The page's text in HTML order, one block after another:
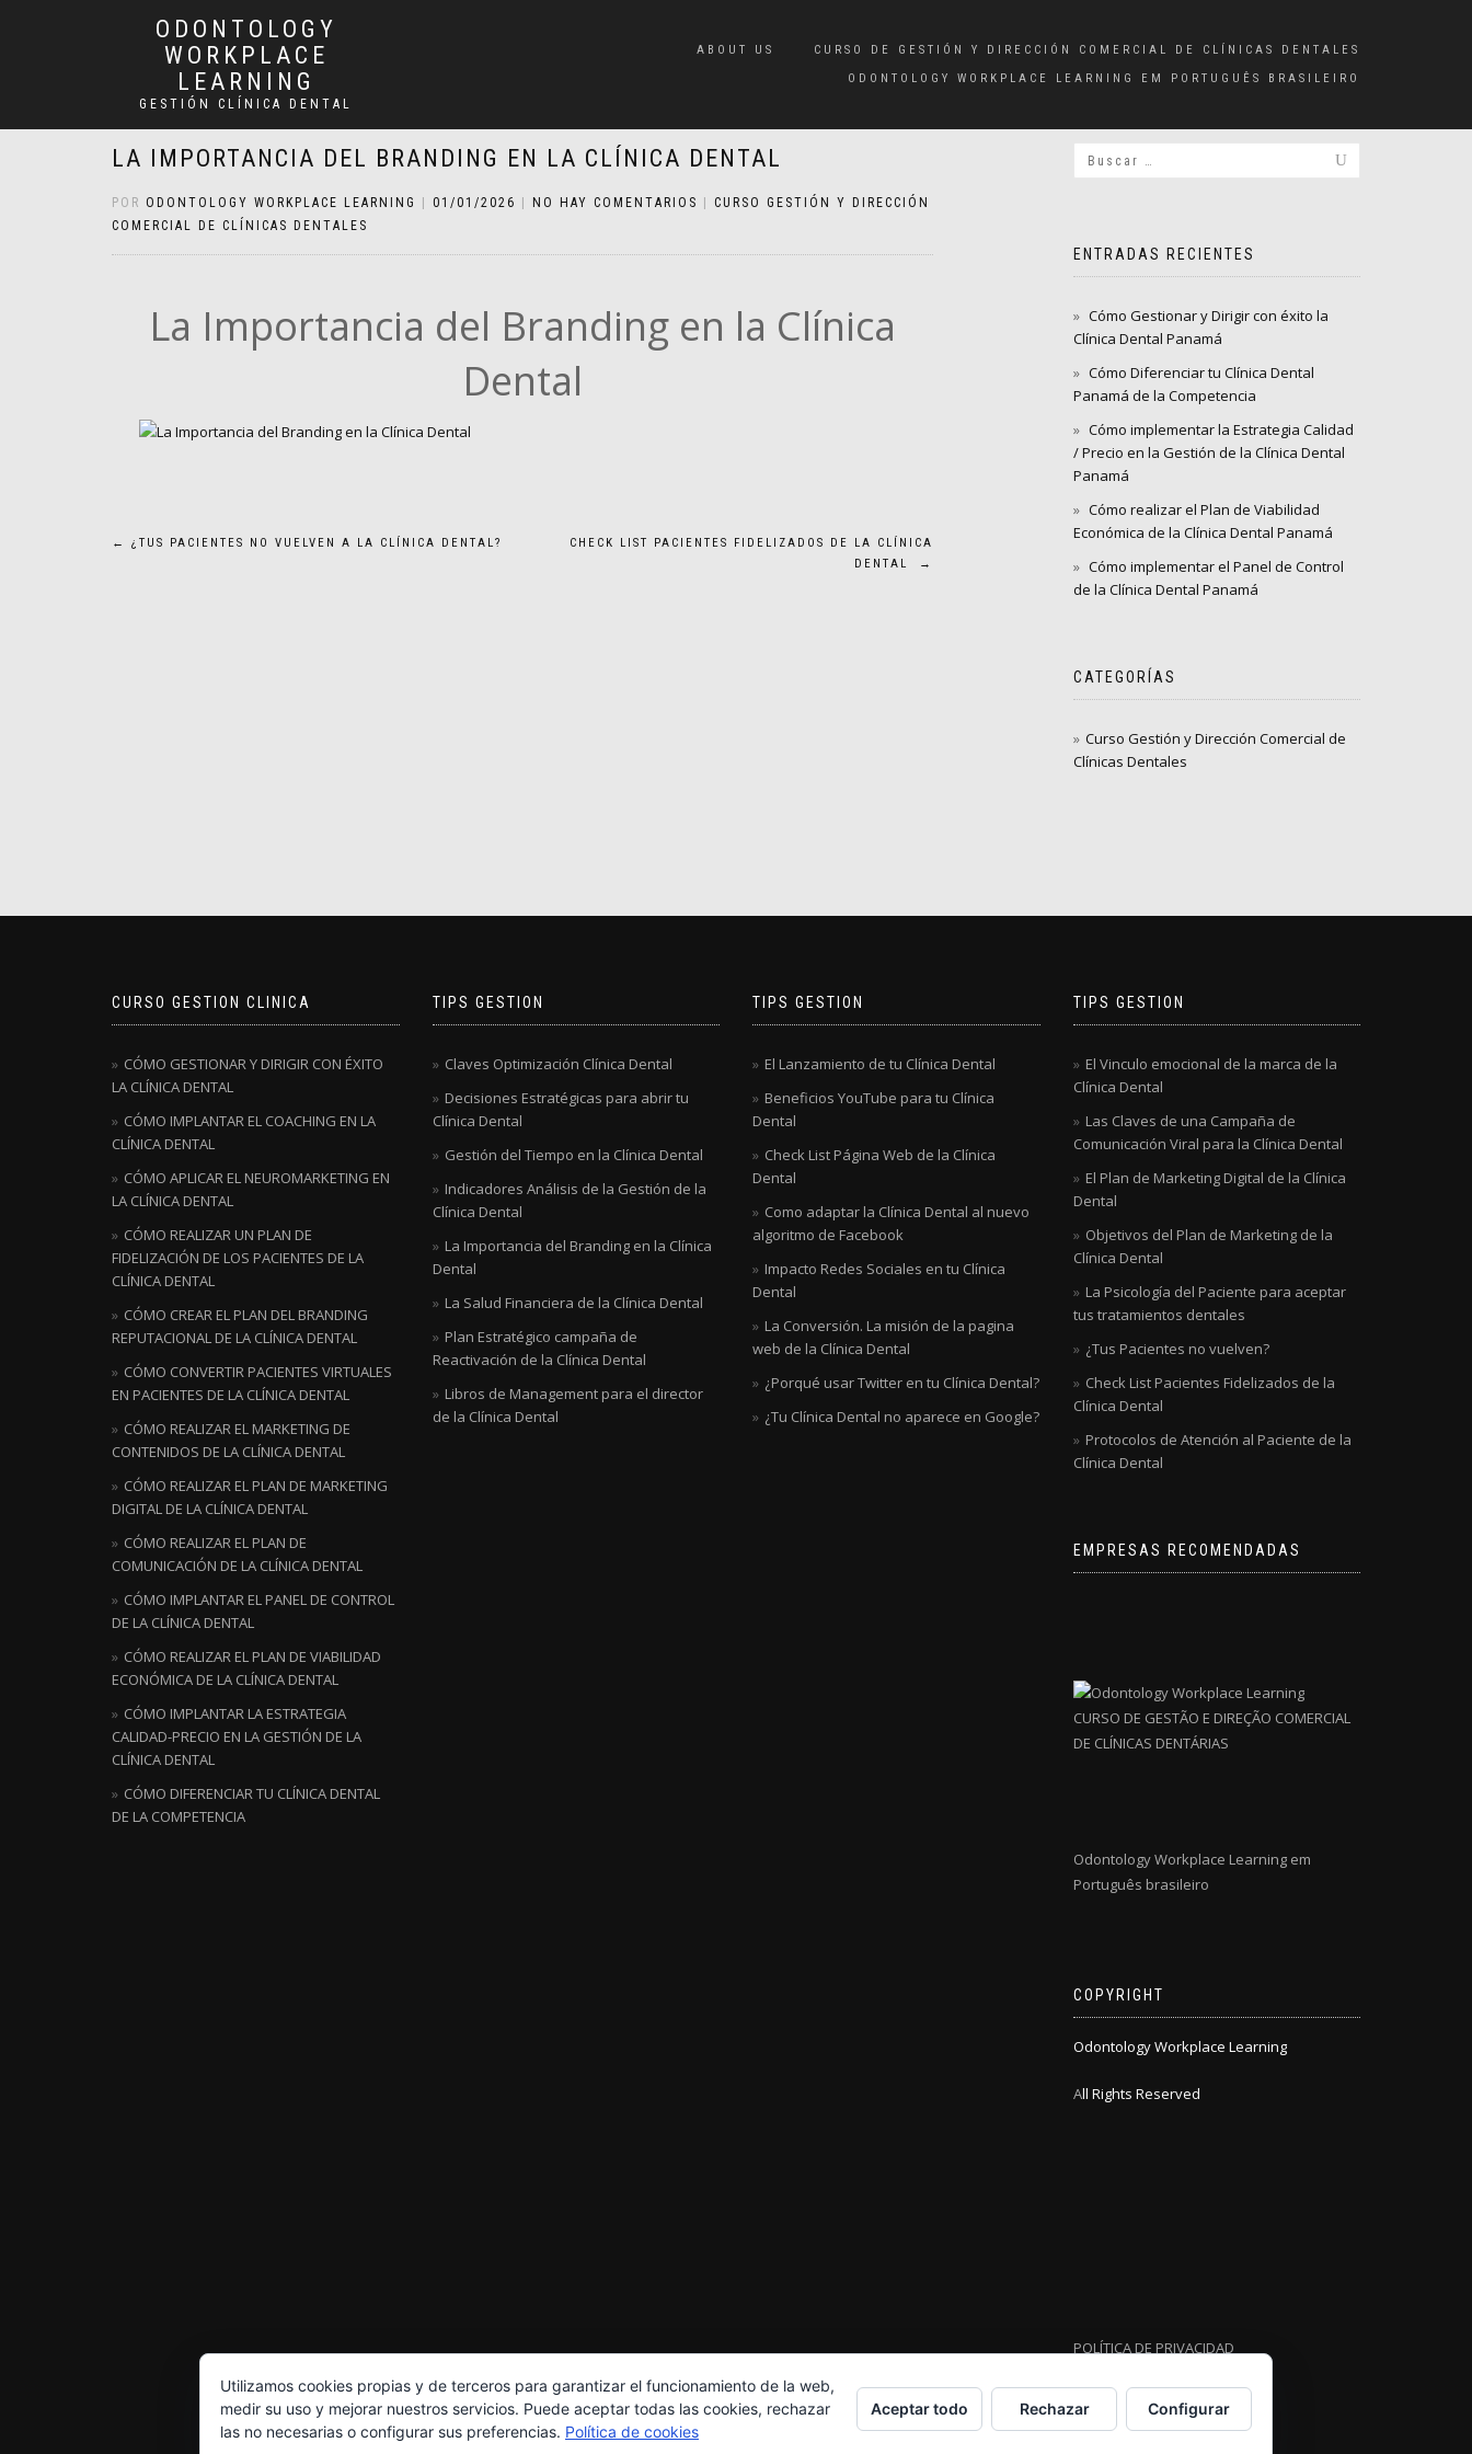
ODONTOLOGY
WORKPLACE
LEARNING
GESTIÓN CLÍNICA DENTAL
ABOUT US
CURSO DE GESTIÓN Y DIRECCIÓN COMERCIAL DE CLÍNICAS DENTALES
ODONTOLOGY WORKPLACE LEARNING EM PORTUGUÊS BRASILEIRO
LA IMPORTANCIA DEL BRANDING EN LA CLÍNICA DENTAL
POR ODONTOLOGY WORKPLACE LEARNING 01/01/2026 NO HAY COMENTARIOS
CURSO GESTIÓN Y DIRECCIÓN
COMERCIAL DE CLÍNICAS DENTALES
La Importancia del Branding en la Clínica
Dental
Navegación
← ¿TUS PACIENTES NO VUELVEN A LA CLÍNICA DENTAL?
CHECK LIST PACIENTES FIDELIZADOS DE LA CLÍNICA
DENTAL
→
ENTRADAS RECIENTES
Cómo Gestionar y Dirigir con éxito la
Clínica Dental Panamá
Cómo Diferenciar tu Clínica Dental
Panamá de la Competencia
Cómo implementar la Estrategia Calidad
/ Precio en la Gestión de la Clínica Dental
Panamá
Cómo realizar el Plan de Viabilidad
Económica de la Clínica Dental Panamá
Cómo implementar el Panel de Control
de la Clínica Dental Panamá
CATEGORÍAS
Curso Gestión y Dirección Comercial de
Clínicas Dentales
CURSO GESTION CLINICA
CÓMO GESTIONAR Y DIRIGIR CON ÉXITO
LA CLÍNICA DENTAL
CÓMO IMPLANTAR EL COACHING EN LA
CLÍNICA DENTAL
CÓMO APLICAR EL NEUROMARKETING EN
LA CLÍNICA DENTAL
CÓMO REALIZAR UN PLAN DE
FIDELIZACIÓN DE LOS PACIENTES DE LA
CLÍNICA DENTAL
CÓMO CREAR EL PLAN DEL BRANDING
REPUTACIONAL DE LA CLÍNICA DENTAL
CÓMO CONVERTIR PACIENTES VIRTUALES
EN PACIENTES DE LA CLÍNICA DENTAL
CÓMO REALIZAR EL MARKETING DE
CONTENIDOS DE LA CLÍNICA DENTAL
CÓMO REALIZAR EL PLAN DE MARKETING
DIGITAL DE LA CLÍNICA DENTAL
CÓMO REALIZAR EL PLAN DE
COMUNICACIÓN DE LA CLÍNICA DENTAL
CÓMO IMPLANTAR EL PANEL DE CONTROL
DE LA CLÍNICA DENTAL
CÓMO REALIZAR EL PLAN DE VIABILIDAD
ECONÓMICA DE LA CLÍNICA DENTAL
CÓMO IMPLANTAR LA ESTRATEGIA
CALIDAD-PRECIO EN LA GESTIÓN DE LA
CLÍNICA DENTAL
CÓMO DIFERENCIAR TU CLÍNICA DENTAL
DE LA COMPETENCIA
TIPS GESTION
Claves Optimización Clínica Dental
Decisiones Estratégicas para abrir tu
Clínica Dental
Gestión del Tiempo en la Clínica Dental
Indicadores Análisis de la Gestión de la
Clínica Dental
La Importancia del Branding en la Clínica
Dental
La Salud Financiera de la Clínica Dental
Plan Estratégico campaña de
Reactivación de la Clínica Dental
Libros de Management para el director
de la Clínica Dental
TIPS GESTION
El Lanzamiento de tu Clínica Dental
Beneficios YouTube para tu Clínica
Dental
Check List Página Web de la Clínica
Dental
Como adaptar la Clínica Dental al nuevo
algoritmo de Facebook
Impacto Redes Sociales en tu Clínica
Dental
La Conversión. La misión de la pagina
web de la Clínica Dental
¿Porqué usar Twitter en tu Clínica Dental?
¿Tu Clínica Dental no aparece en Google?
TIPS GESTION
El Vinculo emocional de la marca de la
Clínica Dental
Las Claves de una Campaña de
Comunicación Viral para la Clínica Dental
El Plan de Marketing Digital de la Clínica
Dental
Objetivos del Plan de Marketing de la
Clínica Dental
La Psicología del Paciente para aceptar
tus tratamientos dentales
¿Tus Pacientes no vuelven?
Check List Pacientes Fidelizados de la
Clínica Dental
Protocolos de Atención al Paciente de la
Clínica Dental
EMPRESAS RECOMENDADAS
CURSO DE GESTÃO E DIREÇÃO COMERCIAL
DE CLÍNICAS DENTÁRIAS
Odontology Workplace Learning em
Português brasileiro
COPYRIGHT
Odontology Workplace Learning
All Rights Reserved
POLÍTICA DE PRIVACIDAD
Utilizamos cookies propias y de terceros para garantizar el funcionamiento de la web,
medir su uso y mejorar nuestros servicios. Puede aceptar todas las cookies, rechazar
las no necesarias o configurar sus preferencias. Política de cookies
Aceptar todo Rechazar Configurar